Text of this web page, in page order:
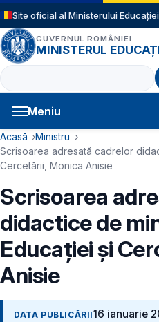
Sari la conținutul principal
Site oficial al Ministerului
GUVERNUL ROMÂNIEI
MINISTERUL
Caută
Meniu
Navigație principală
Cale de navigare
Acasă
Ministru
Scrisoarea adresată cadrelor
Cercetării, Monica Anisie
Scrisoarea
didactice de
Educației și
Anisie
DATA PUBLICĂRII16 ianuarie